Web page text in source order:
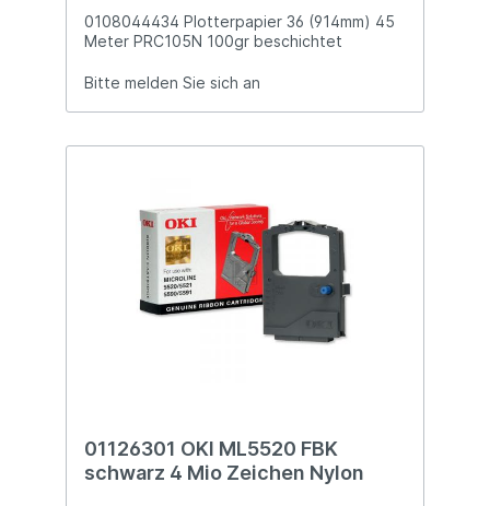
0108044434 Plotterpapier 36 (914mm) 45
Meter PRC105N 100gr beschichtet
Bitte melden Sie sich an
01126301 OKI ML5520 FBK
schwarz 4 Mio Zeichen Nylon